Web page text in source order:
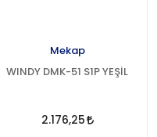
Mekap
WINDY DMK-51 S1P YEŞİL
2.176,25